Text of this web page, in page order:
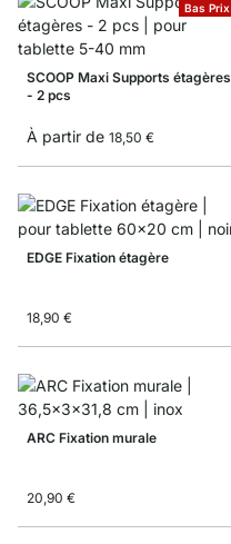
Bas Prix
SCOOP Maxi Supports étagères
- 2 pcs
À partir de 18,50 €
EDGE Fixation étagère
18,90 €
ARC Fixation murale
20,90 €